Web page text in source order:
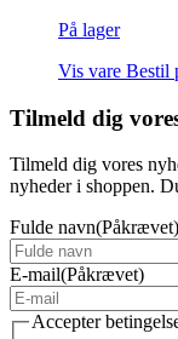
På lager
Vis vare Bestil
Tilmeld dig
Tilmeld dig vores
nyheder i shoppen.
Fulde navn(Påkrævet)
E-mail(Påkrævet)
Accepter